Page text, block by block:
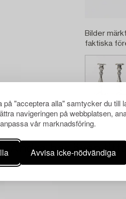
på "acceptera alla" samtycker du till
navigeringen på webbplatsen,
vår marknadsföring.
Avvisa icke-nödvändiga
Bilder
faktiska
Andra har även